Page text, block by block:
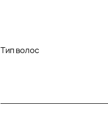
Тип волос